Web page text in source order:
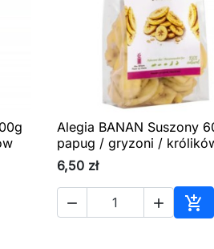
do koszyka
 Szybki podgląd
Alegia BANAN Suszony
papug / gryzoni /
6,50 zł
  